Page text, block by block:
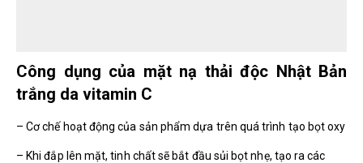
Công dụng của mặt nạ thải độc Nhật Bản
trắng da vitamin C
– Cơ chế hoạt động của sản phẩm dựa trên quá trình tạo bọt oxy
– Khi đắp lên mặt, tinh chất sẽ bắt đầu sủi bọt nhẹ, tạo ra các